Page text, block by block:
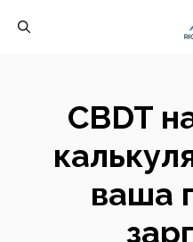
CBDT
ваша